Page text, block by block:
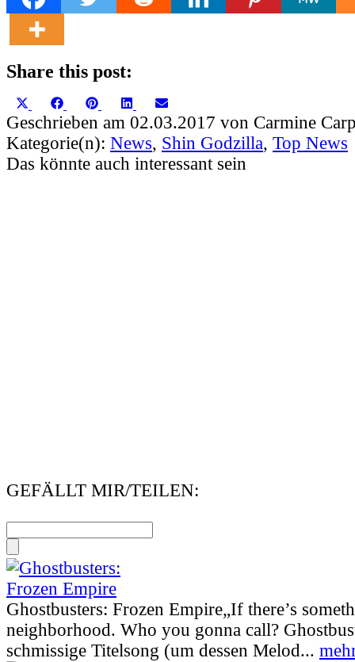
Share this post:
Share
on
(Twitter)
Share
on
FacebookShare
on
Pinterest Share
on
LinkedInShare
on
Geschrieben am 02.03.2017 von Carmine
Kategorie(n): News, Shin Godzilla, Top News
Das könnte auch interessant sein
GEFÄLLT MIR/TEILEN:
Ghostbusters: Frozen Empire„If there’s
neighborhood. Who you gonna call?
schmissige Titelsong (um dessen Melod...